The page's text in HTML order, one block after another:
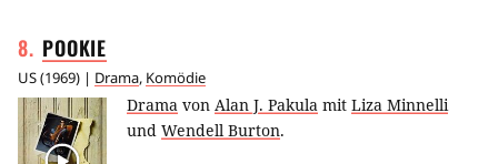
8. POOKIE
US(1969) | Drama, Komödie
Drama von Alan J. Pakula mit Liza Minnelli
und Wendell Burton.